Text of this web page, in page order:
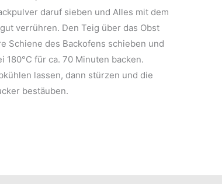
daruf sieben und Alles mit dem
verrühren. Den Teig über das Obst
Schiene des Backofens schieben und
180°C für ca. 70 Minuten backen.
lassen, dann stürzen und die
bestäuben.